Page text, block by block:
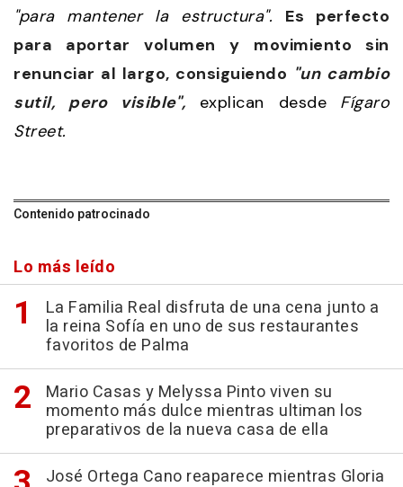
"para mantener la estructura".
Es perfecto
para aportar volumen y movimiento sin
renunciar al largo, consiguiendo "un cambio
sutil, pero visible", explican desde
Fígaro
Street.
Contenido patrocinado
Lo más leído
La Familia Real disfruta de una cena junto a
la reina Sofía en uno de sus restaurantes
favoritos de Palma
Mario Casas y Melyssa Pinto viven su
momento más dulce mientras ultiman los
preparativos de la nueva casa de ella
José Ortega Cano reaparece mientras Gloria